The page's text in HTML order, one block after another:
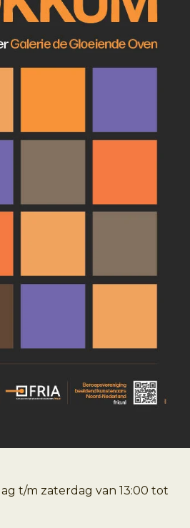
t/m zaterdag van 13:00 tot